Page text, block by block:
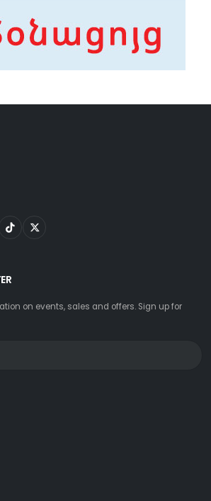
on events, sales and offers. Sign up for